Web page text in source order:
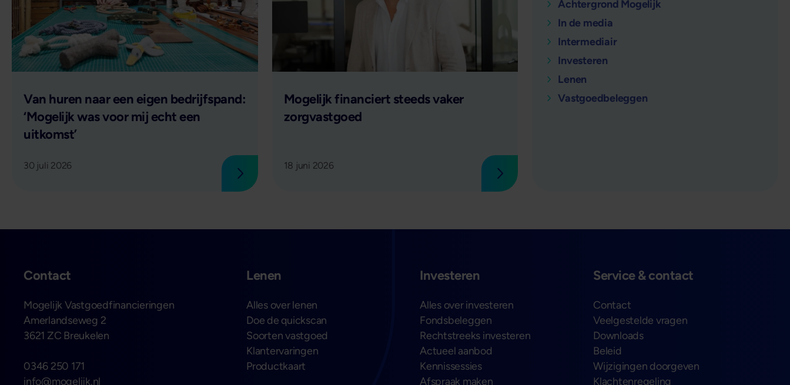
Lees verder
Van huren naar een eigen bedrijfspand:
‘Mogelijk was voor mij echt een
uitkomst’
30 juli 2026
Lees verder
Lees verder
Mogelijk financiert steeds vaker
zorgvastgoed
18 juni 2026
Lees verder
Achtergrond Mogelijk
In de media
Intermediair
Investeren
Lenen
Vastgoedbeleggen
Contact
Mogelijk Vastgoedfinancieringen
Amerlandseweg 2
3621 ZC Breukelen
0346 250 171
info@mogelijk.nl
Lenen
Alles over lenen
Doe de quickscan
Soorten vastgoed
Klantervaringen
Productkaart
Investeren
Alles over investeren
Fondsbeleggen
Rechtstreeks investeren
Actueel aanbod
Kennissessies
Afspraak maken
Service & contact
Contact
Veelgestelde vragen
Downloads
Beleid
Wijzigingen doorgeven
Klachtenregeling